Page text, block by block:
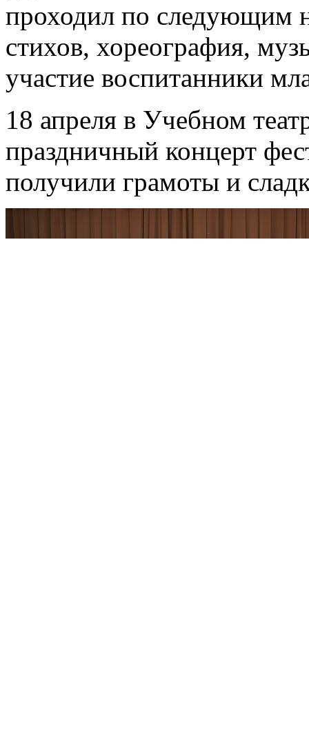
проходил по следующим
стихов, хореография,
участие воспитанники
18 апреля в Учебном
праздничный концерт
получили грамоты и